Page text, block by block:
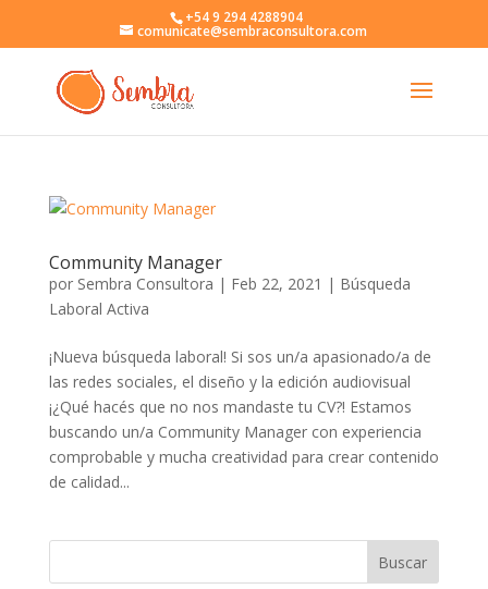
+54 9 294 4288904
comunicate@sembraconsultora.com
Community Manager
por Sembra Consultora | Feb 22, 2021 | Búsqueda
Laboral Activa
¡Nueva búsqueda laboral! Si sos un/a apasionado/a de
las redes sociales, el diseño y la edición audiovisual
¡¿Qué hacés que no nos mandaste tu CV?! Estamos
buscando un/a Community Manager con experiencia
comprobable y mucha creatividad para crear contenido
de calidad...